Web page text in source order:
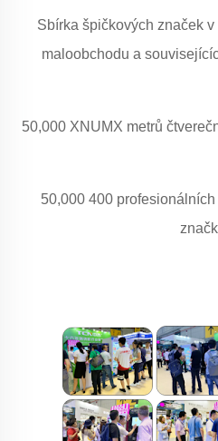
Sbírka špičkových značek
maloobchodu a
50,000 XNUMX metrů
50,000 400